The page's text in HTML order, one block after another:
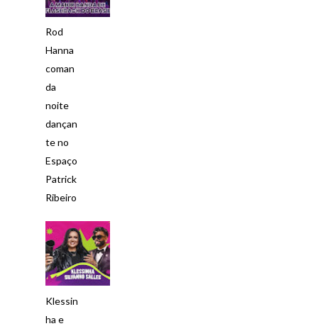
Rod
Hanna
coman
da
noite
dançan
te no
Espaço
Patrick
Ribeiro
Klessin
ha e